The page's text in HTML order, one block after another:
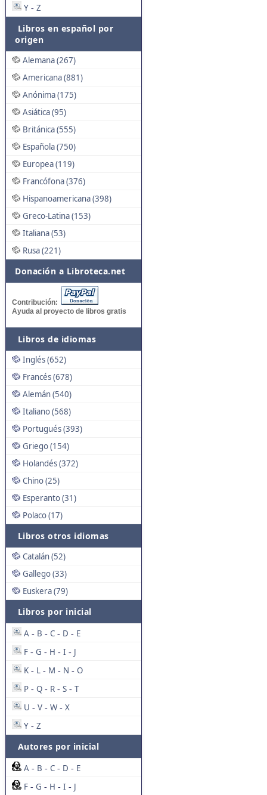
Y - Z
Libros en español por
origen
Alemana (267)
Americana (881)
Anónima (175)
Asiática (95)
Británica (555)
Española (750)
Europea (119)
Francófona (376)
Hispanoamericana (398)
Greco-Latina (153)
Italiana (53)
Rusa (221)
Donación a Libroteca.net
Contribución:
Ayuda al proyecto de libros gratis
Libros de idiomas
Inglés (652)
Francés (678)
Alemán (540)
Italiano (568)
Portugués (393)
Griego (154)
Holandés (372)
Chino (25)
Esperanto (31)
Polaco (17)
Libros otros idiomas
Catalán (52)
Gallego (33)
Euskera (79)
Libros por inicial
A - B - C - D - E
F - G - H - I - J
K - L - M - N - O
P - Q - R - S - T
U - V - W - X
Y - Z
Autores por inicial
A - B - C - D - E
F - G - H - I - J